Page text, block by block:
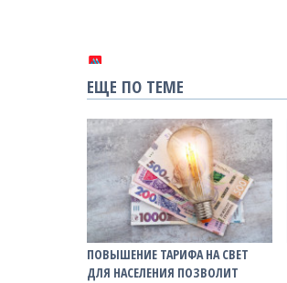
ЕЩЕ ПО ТЕМЕ
ПОВЫШЕНИЕ ТАРИФА НА СВЕТ
ДЛЯ НАСЕЛЕНИЯ ПОЗВОЛИТ